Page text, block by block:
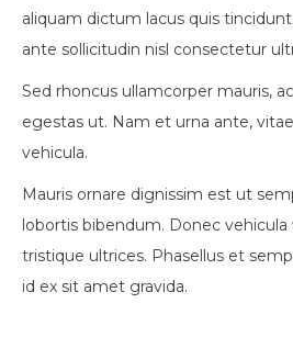
aliquam dictum lacus quis
ante sollicitudin nisl consectetur
Sed rhoncus ullamcorper mauris,
egestas ut. Nam et urna ante,
vehicula.
Mauris ornare dignissim est ut
lobortis bibendum. Donec
tristique ultrices. Phasellus et
id ex sit amet gravida.